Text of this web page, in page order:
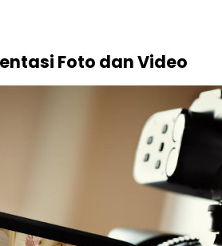
Foto dan Video